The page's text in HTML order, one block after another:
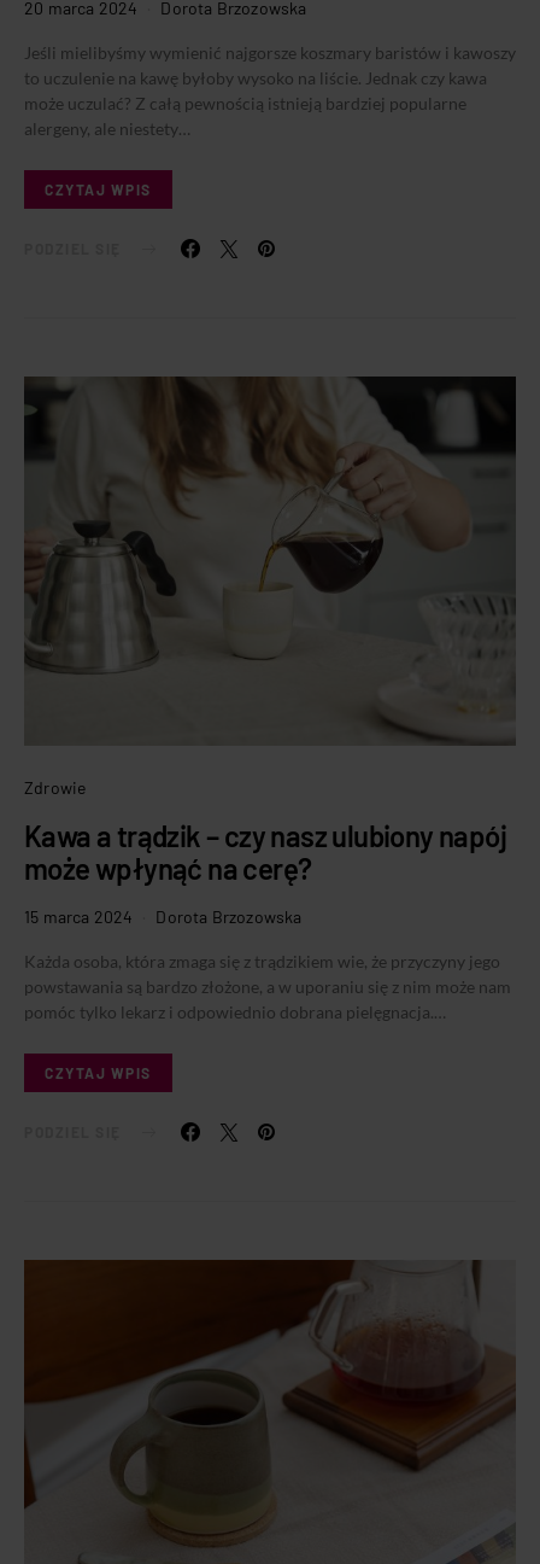
20 marca 2024 Dorota Brzozowska
Jeśli mielibyśmy wymienić najgorsze koszmary baristów i kawoszy
to uczulenie na kawę byłoby wysoko na liście. Jednak czy kawa
może uczulać? Z całą pewnością istnieją bardziej popularne
alergeny, ale niestety…
CZYTAJ WPIS
Zdrowie
Kawa a trądzik – czy nasz ulubiony napój
może wpłynąć na cerę?
15 marca 2024 Dorota Brzozowska
Każda osoba, która zmaga się z trądzikiem wie, że przyczyny jego
powstawania są bardzo złożone, a w uporaniu się z nim może nam
pomóc tylko lekarz i odpowiednio dobrana pielęgnacja.…
CZYTAJ WPIS